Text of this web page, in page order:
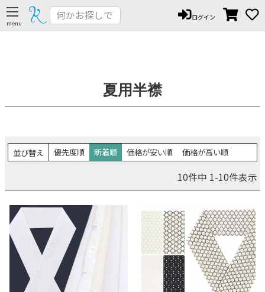
ログイン
夏用半襟
並び替え 優先度順 新着順 価格が安い順 価格が高い順
10件中 1-10件表示